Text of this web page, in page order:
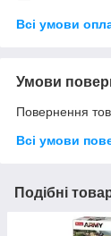
Всі умови
Умови
Повернення
Всі умови
Подібні